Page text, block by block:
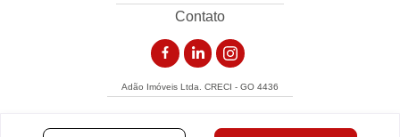
Contato
Adão Imóveis Ltda. CRECI - GO 4436